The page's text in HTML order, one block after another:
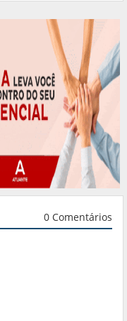
0 Comentários